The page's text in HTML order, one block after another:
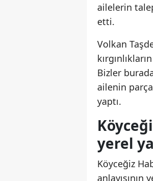
ailelerin
etti.
Volkan
Bizler
ailenin
yaptı.
yerel
Köyceğiz